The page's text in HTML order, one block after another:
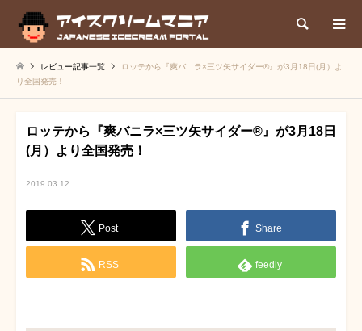
検索
レビュー記事一覧
ロッテから『爽バニラ×三ツ矢サイダー®』が3月18日(月）よ
り全国発売！
ロッテから『爽バニラ×三ツ矢サイダー®』が3月18日
(月）より全国発売！
2019.03.12
Post Share
RSS feedly